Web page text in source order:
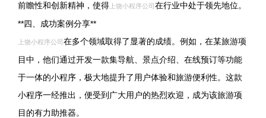
前瞻性和创新精神，使得 上饶小程序公司 在行业中处于领先地位。
**四、成功案例分享**
上饶小程序公司 在多个领域取得了显著的成绩。例如，在某旅游项
目中，他们通过开发一款集导航、景点介绍、在线预订等功能
于一体的小程序，极大地提升了用户体验和旅游便利性。这款
小程序一经推出，便受到广大用户的热烈欢迎，成为该旅游项
目的有力助推器。